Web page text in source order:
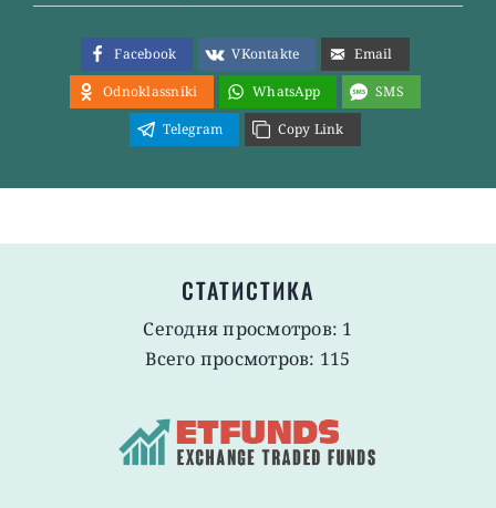
Facebook VKontakte
Email
Odnoklassniki
WhatsApp
SMS
Telegram
Copy Link
СТАТИСТИКА
Сегодня просмотров: 1
Всего просмотров: 115